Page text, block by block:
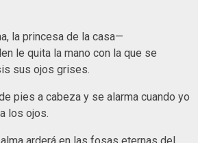
la princesa de la casa—
le quita la mano con la que se
sus ojos grises.
pies a cabeza y se alarma cuando yo
los ojos.
arderá en las fosas eternas del